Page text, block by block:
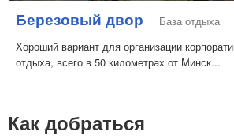
Березовый двор
База отдыха
Хороший вариант для организации
отдыха, всего в 50 километрах от Минск...
Как добраться